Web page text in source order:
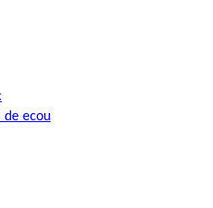
de ecou